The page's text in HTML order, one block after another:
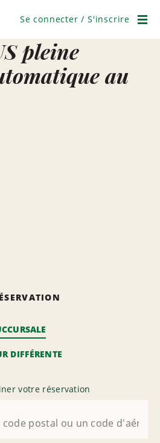
Se connecter / S'inscrire
pleine
au
DIFFÉRENTE
votre réservation